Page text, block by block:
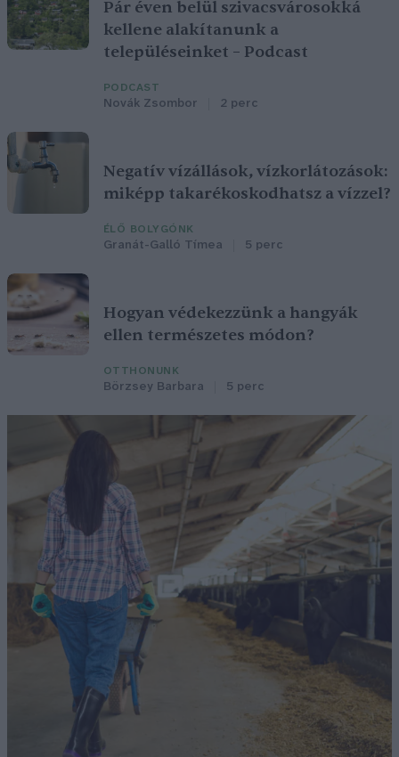
Pár éven belül szivacsvárosokká
kellene alakítanunk a
településeinket – Podcast
PODCAST
Novák Zsombor 2 perc
Negatív vízállások, vízkorlátozások:
miképp takarékoskodhatsz a vízzel?
ÉLŐ BOLYGÓNK
Granát-Galló Tímea 5 perc
Hogyan védekezzünk a hangyák
ellen természetes módon?
OTTHONUNK
Börzsey Barbara 5 perc